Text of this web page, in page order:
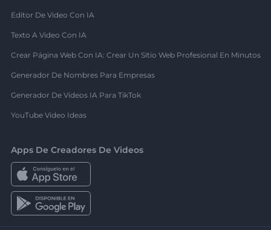
Editor De Video Con IA
Texto A Video Con IA
Crear Página Web Con IA: Crear Un Sitio Web Profesional En Minutos
Generador De Nombres Para Empresas
Generador De Videos IA Para TikTok
YouTube Video Ideas
Apps De Creadores De Videos